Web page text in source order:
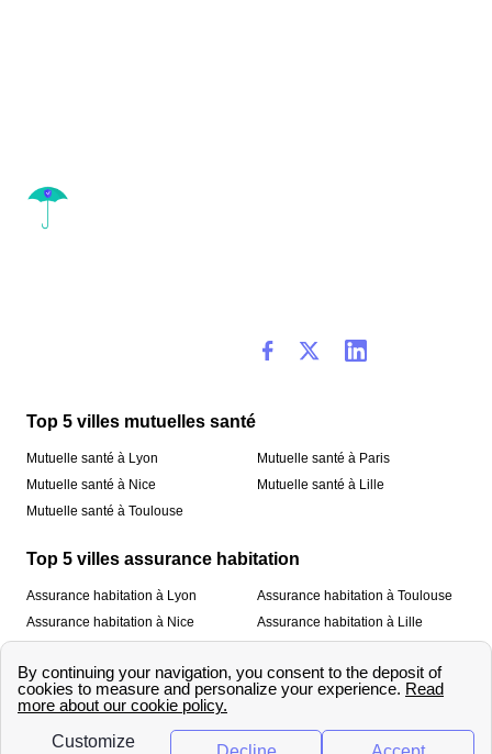
Top 5 villes mutuelles santé
Mutuelle santé à Lyon
Mutuelle santé à Nice
Mutuelle santé à Toulouse
Mutuelle santé à Paris
Mutuelle santé à Lille
Top 5 villes assurance habitation
Assurance habitation à Lyon
Assurance habitation à Nice
Assurance habitation à Toulouse
Assurance habitation à Lille
À propos
Qui sommes-nous ? Mentions légales